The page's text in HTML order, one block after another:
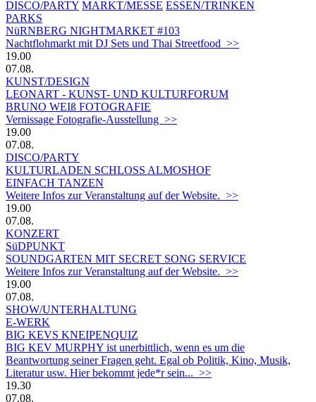
DISCO/PARTY MARKT/MESSE ESSEN/TRINKEN
PARKS
NüRNBERG NIGHTMARKET #103
Nachtflohmarkt mit DJ Sets und Thai Streetfood >>
19.00
07.08.
KUNST/DESIGN
LEONART - KUNST- UND KULTURFORUM
BRUNO WEIß FOTOGRAFIE
Vernissage Fotografie-Ausstellung >>
19.00
07.08.
DISCO/PARTY
KULTURLADEN SCHLOSS ALMOSHOF
EINFACH TANZEN
Weitere Infos zur Veranstaltung auf der Website. >>
19.00
07.08.
KONZERT
SüDPUNKT
SOUNDGARTEN MIT SECRET SONG SERVICE
Weitere Infos zur Veranstaltung auf der Website. >>
19.00
07.08.
SHOW/UNTERHALTUNG
E-WERK
BIG KEVS KNEIPENQUIZ
BIG KEV MURPHY ist unerbittlich, wenn es um die
Beantwortung seiner Fragen geht. Egal ob Politik, Kino, Musik,
Literatur usw. Hier bekommt jede*r sein... >>
19.30
07.08.